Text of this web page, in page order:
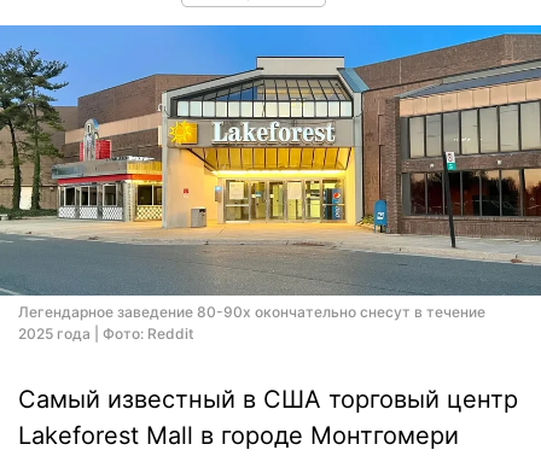
Легендарное заведение 80-90х окончательно снесут в течение
2025 года | Фото: Reddit
Самый известный в США торговый центр
Lakeforest Mall в городе Монтгомери